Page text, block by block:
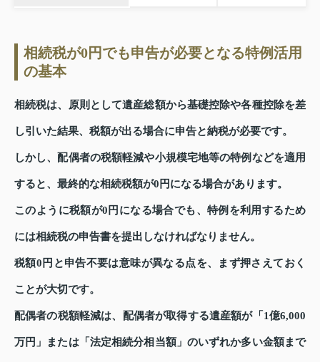
相続税が0円でも申告が必要となる特例活用
の基本
相続税は、原則として遺産総額から基礎控除や各種控除を差
し引いた結果、税額が出る場合に申告と納税が必要です。
しかし、配偶者の税額軽減や小規模宅地等の特例などを適用
すると、最終的な相続税額が0円になる場合があります。
このように税額が0円になる場合でも、特例を利用するため
には相続税の申告書を提出しなければなりません。
税額0円と申告不要は意味が異なる点を、まず押さえておく
ことが大切です。
配偶者の税額軽減は、配偶者が取得する遺産額が「1億6,000
万円」または「法定相続分相当額」のいずれか多い金額まで